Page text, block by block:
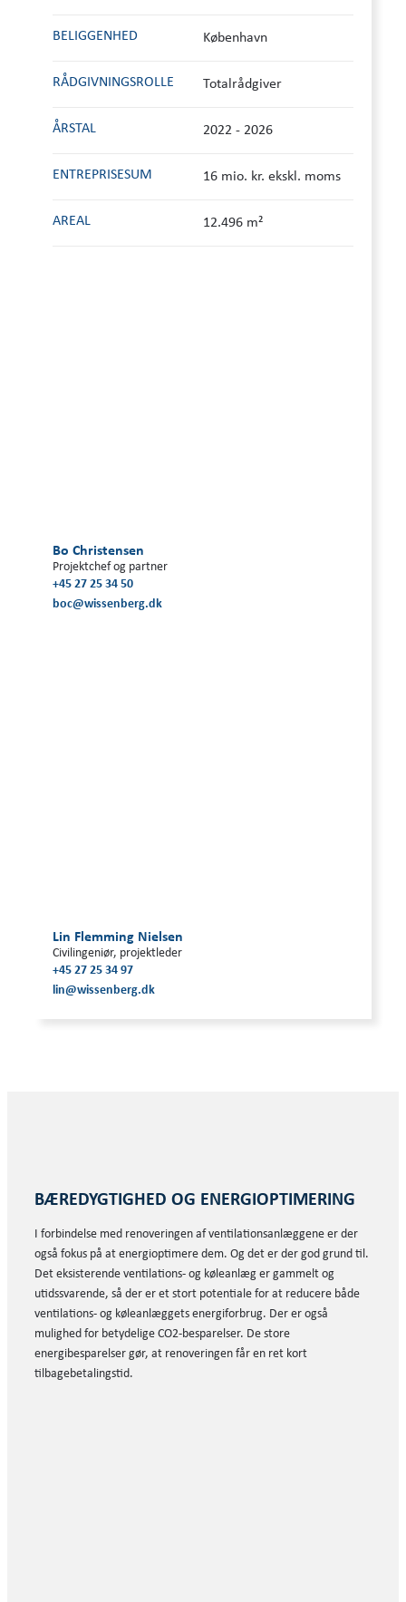
BELIGGENHED København
RÅDGIVNINGS­ROLLE Totalrådgiver
ÅRSTAL 2022 - 2026
ENTREPRISESUM 16 mio. kr. ekskl. moms
AREAL 12.496 m²
Bo Christensen
Projektchef og partner
+45 27 25 34 50
boc@wissenberg.dk
Lin Flemming Nielsen
Civilingeniør, projektleder
+45 27 25 34 97
lin@wissenberg.dk
BÆREDYGTIGHED OG ENERGIOPTIMERING
I forbindelse med renoveringen af ventilationsanlæggene er der
også fokus på at energioptimere dem. Og det er der god grund til.
Det eksisterende ventilations- og køleanlæg er gammelt og
utidssvarende, så der er et stort potentiale for at reducere både
ventilations- og køleanlæggets energiforbrug. Der er også
mulighed for betydelige CO2-besparelser. De store
energibesparelser gør, at renoveringen får en ret kort
tilbagebetalingstid.